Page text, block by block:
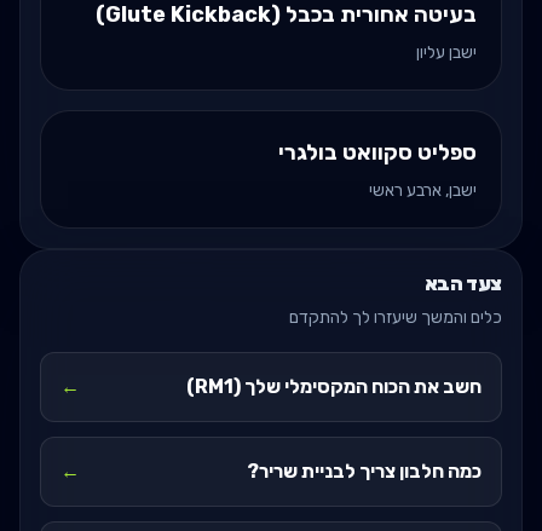
בעיטה אחורית בכבל (Glute Kickback)
ישבן עליון
ספליט סקוואט בולגרי
ישבן, ארבע ראשי
צעד הבא
כלים והמשך שיעזרו לך להתקדם
חשב את הכוח המקסימלי שלך (RM1) ←
כמה חלבון צריך לבניית שריר? ←